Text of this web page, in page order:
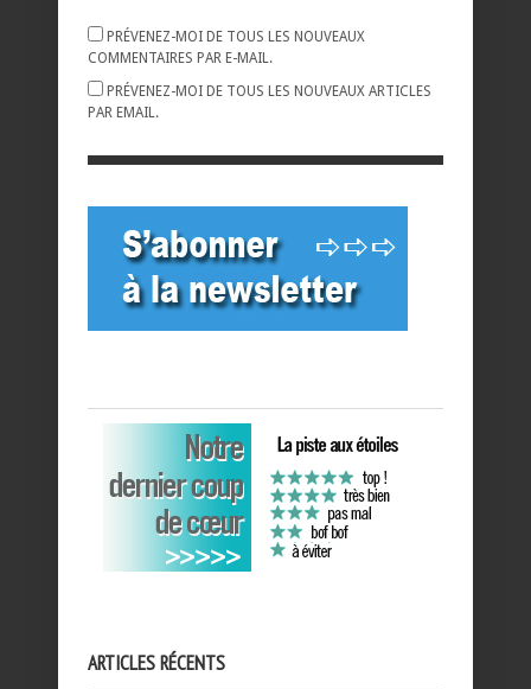
PRÉVENEZ-MOI DE TOUS LES NOUVEAUX
COMMENTAIRES PAR E-MAIL.
PRÉVENEZ-MOI DE TOUS LES NOUVEAUX ARTICLES
PAR EMAIL.
ARTICLES RÉCENTS